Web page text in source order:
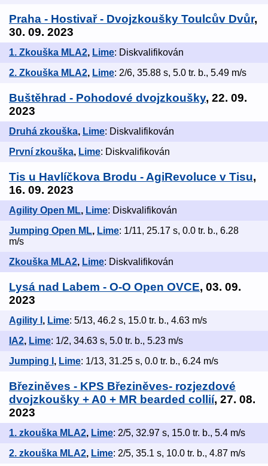
Praha - Hostivař - Dvojzkoušky Toulcův Dvůr,
30. 09. 2023
1. Zkouška MLA2, Lime: Diskvalifikován
2. Zkouška MLA2, Lime: 2/6, 35.88 s, 5.0 tr. b., 5.49 m/s
Buštěhrad - Pohodové dvojzkoušky, 22. 09.
2023
Druhá zkouška, Lime: Diskvalifikován
První zkouška, Lime: Diskvalifikován
Tis u Havlíčkova Brodu - AgiRevoluce v Tisu,
16. 09. 2023
Agility Open ML, Lime: Diskvalifikován
Jumping Open ML, Lime: 1/11, 25.17 s, 0.0 tr. b., 6.28
m/s
Zkouška MLA2, Lime: Diskvalifikován
Lysá nad Labem - O-O Open OVCE, 03. 09.
2023
Agility I , Lime: 5/13, 46.2 s, 15.0 tr. b., 4.63 m/s
IA2, Lime: 1/2, 34.63 s, 5.0 tr. b., 5.23 m/s
Jumping I , Lime: 1/13, 31.25 s, 0.0 tr. b., 6.24 m/s
Březiněves - KPS Březiněves- rozjezdové
dvojzkoušky + A0 + MR bearded collií, 27. 08.
2023
1. zkouška MLA2, Lime: 2/5, 32.97 s, 15.0 tr. b., 5.4 m/s
2. zkouška MLA2, Lime: 2/5, 35.1 s, 10.0 tr. b., 4.87 m/s